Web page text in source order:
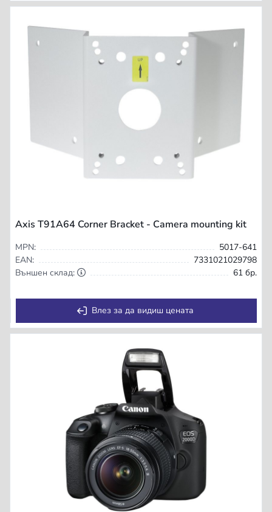
Axis T91A64 Corner Bracket - Camera mounting kit
MPN:
5017-641
EAN:
7331021029798
Външен склад:
61 бр.
Влез за да видиш цената